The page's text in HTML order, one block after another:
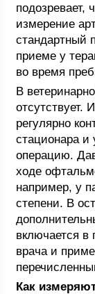
подозревает,
измерение
стандартный
приеме у
во время
В
отсутствует.
регулярно
стационара
операцию.
ходе
например, у
степени. В
включается
врача и
Как